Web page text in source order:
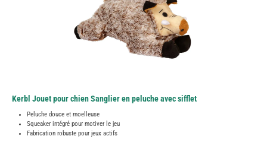
Kerbl Jouet pour chien Sanglier en peluche avec sifflet
Peluche douce et moelleuse
Squeaker intégré pour motiver le jeu
Fabrication robuste pour jeux actifs